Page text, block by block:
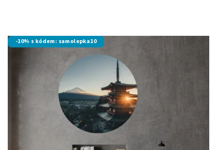
-10% s kódem: samolepka10